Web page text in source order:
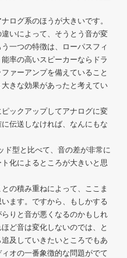
ログ系のほうが大きいです。
いによって、そうとう音が変
一つの特徴は、ローパスフィ
率の高いスピーカーならドラ
ァーアンプを備えていること
きな効果があったと考えてい
ックアップしてアナログに変
伝送しなければ、なんにもな
型と比べて、音の差が非常に
化によるところが大きいと思
の積み重ねによって、ここま
ます。ですから、もしかする
りと音が悪くなるのかもしれ
ど音は変化しないのでは、と
及していきたいところでもあ
オの一番象徴的な問題がでて